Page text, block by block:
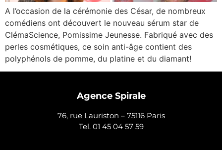
A l’occasion de la cérémonie des César, de nombreux
comédiens ont découvert le nouveau sérum star de
ClémaScience, Pomissime Jeunesse. Fabriqué avec des
perles cosmétiques, ce soin anti-âge contient des
polyphénols de pomme, du platine et du diamant!
Agence Spirale
76, rue Lauriston – 75116 Paris
Tel. 01 45 04 57 59